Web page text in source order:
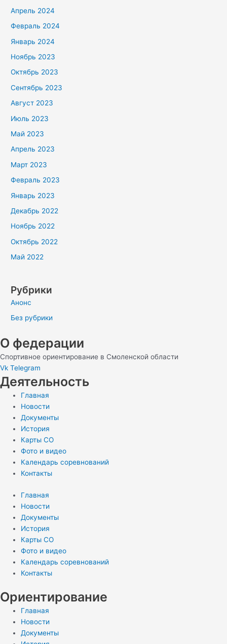
Апрель 2024
Февраль 2024
Январь 2024
Ноябрь 2023
Октябрь 2023
Сентябрь 2023
Август 2023
Июль 2023
Май 2023
Апрель 2023
Март 2023
Февраль 2023
Январь 2023
Декабрь 2022
Ноябрь 2022
Октябрь 2022
Май 2022
Рубрики
Анонс
Без рубрики
О федерации
Спортивное ориентирование в Смоленской области
Vk Telegram
Деятельность
Главная
Новости
Документы
История
Карты СО
Фото и видео
Календарь соревнований
Контакты
Главная
Новости
Документы
История
Карты СО
Фото и видео
Календарь соревнований
Контакты
Ориентирование
Главная
Новости
Документы